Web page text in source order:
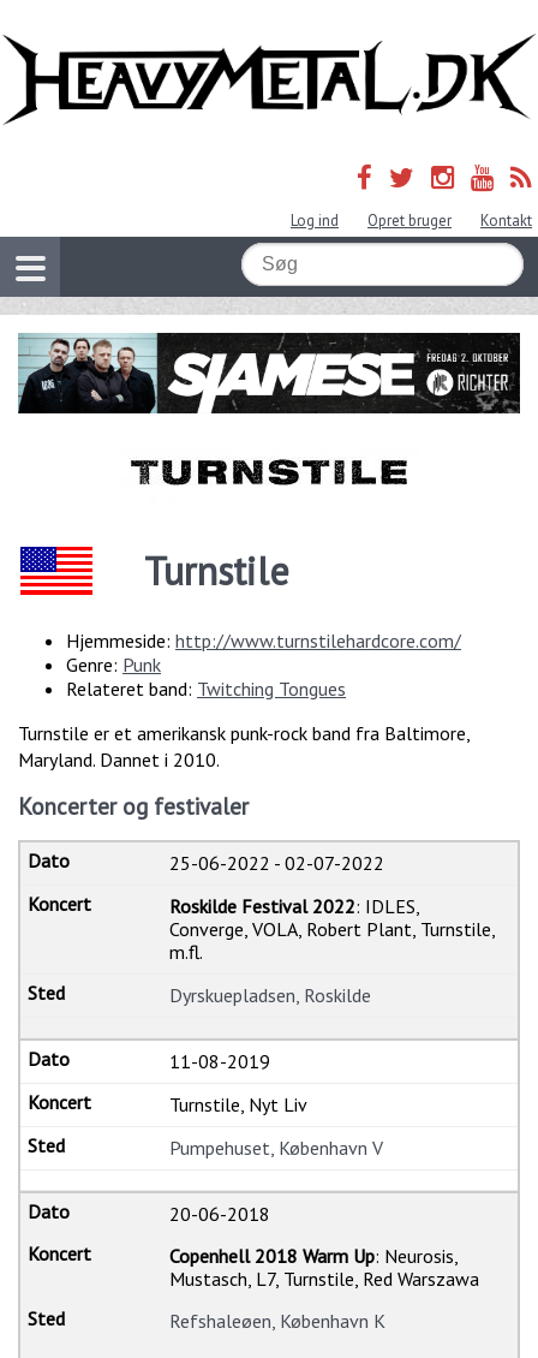
Log ind Opret bruger Kontakt
Turnstile
Hjemmeside: http://www.turnstilehardcore.com/
Genre: Punk
Relateret band: Twitching Tongues
Turnstile er et amerikansk punk-rock band fra Baltimore,
Maryland. Dannet i 2010.
Koncerter og festivaler
25-06-2022 -02-07-2022
Roskilde Festival 2022: IDLES,
Converge, VOLA, Robert Plant, Turnstile,
m.fl.
Dyrskuepladsen, Roskilde
11-08-2019
Turnstile, Nyt Liv
Pumpehuset, København V
20-06-2018
Copenhell 2018 Warm Up: Neurosis,
Mustasch, L7, Turnstile, Red Warszawa
Refshaleøen, København K